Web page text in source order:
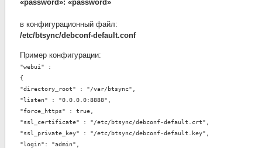
«password»: «password»
в конфигурационный файл:
/etc/btsync/debconf-default.conf
Пример конфигурации:
"webui" :
{
"directory_root" : "/var/btsync",
"listen" : "0.0.0.0:8888",
"force_https" : true,
"ssl_certificate" : "/etc/btsync/debconf-default.crt",
"ssl_private_key" : "/etc/btsync/debconf-default.key",
"login": "admin",